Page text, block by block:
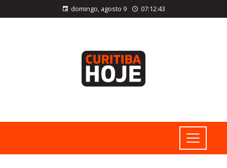
domingo, agosto 9 07:12:43